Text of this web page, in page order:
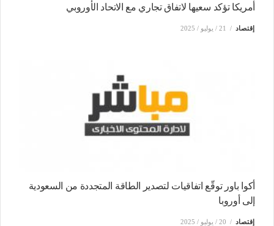
أمريكا تؤكد سعيها لاتفاق تجاري مع الاتحاد الأوروبي
إقتصاد 21 / يوليو / 2025
أكوا باور توقّع اتفاقيات لتصدير الطاقة المتجددة من السعودية
إلى أوروبا
إقتصاد 20 / يوليو / 2025